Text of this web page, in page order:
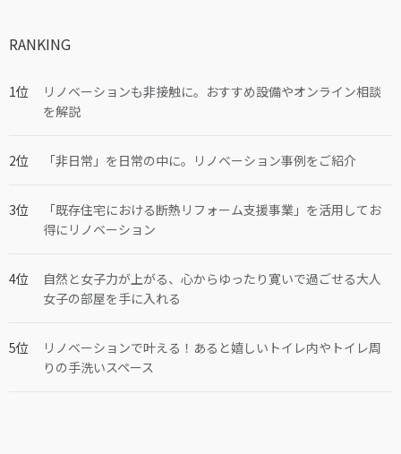
RANKING
リノベーションも非接触に。おすすめ設備やオンライン相談
を解説
「非日常」を日常の中に。リノベーション事例をご紹介
「既存住宅における断熱リフォーム支援事業」を活用してお
得にリノベーション
自然と女子力が上がる、心からゆったり寛いで過ごせる大人
女子の部屋を手に入れる
リノベーションで叶える！あると嬉しいトイレ内やトイレ周
りの手洗いスペース